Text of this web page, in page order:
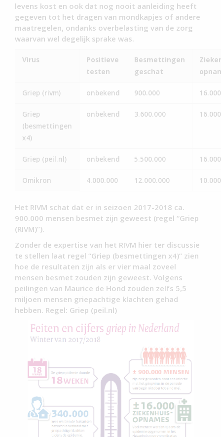
levens kost en ook dat nog nooit aanleiding heeft
gegeven tot het dragen van mondkapjes of andere
maatregelen, ondanks overbelasting van de zorg
waarvan wel degelijk sprake was.
Virus
Positieve
testen
Besmettingen
geschat
Griep (rivm) onbekend 900.000 16.000
Griep
(besmettingen
x4)
onbekend 3.600.000 16.000
Griep (peil.nl) onbekend 5.500.000 16.000
Omikron 4.000.000 12.000.000 10.000
Het RIVM schat dat er in seizoen 2017-2018 ca.
900.000 mensen besmet zijn geweest (regel “Griep
(RIVM)”).
Zonder de expertise van het RIVM hier ter discussie
te stellen laat regel “Griep (besmettingen x4)” zien
hoe de resultaten zijn als er vier maal zoveel
mensen besmet zouden zijn geweest. Volgens
peilingen van Maurice de Hond zouden zelfs 5,5
miljoen mensen griepachtige klachten gehad
hebben. Regel: Griep (peil.nl)